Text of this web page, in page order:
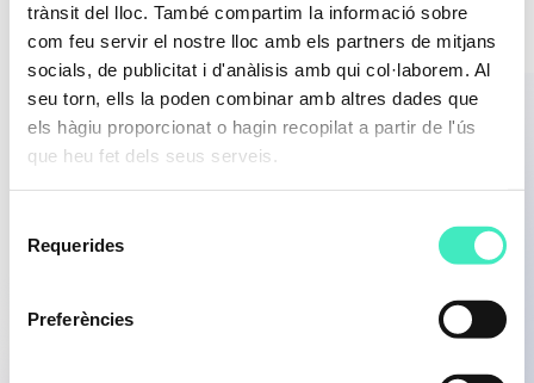
trànsit del lloc. També compartim la informació sobre
com feu servir el nostre lloc amb els partners de mitjans
socials, de publicitat i d'anàlisis amb qui col·laborem. Al
seu torn, ells la poden combinar amb altres dades que
els hàgiu proporcionat o hagin recopilat a partir de l'ús
que heu fet dels seus serveis.
Requerides
Preferències
MÈTRIQUES DEL MES ANTERIOR
Likes
8.269
Posts